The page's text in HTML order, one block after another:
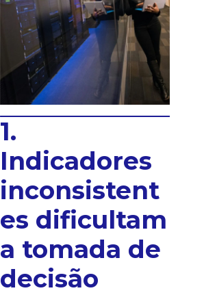
1.
Indicadores
inconsistent
es dificultam
a tomada de
decisão